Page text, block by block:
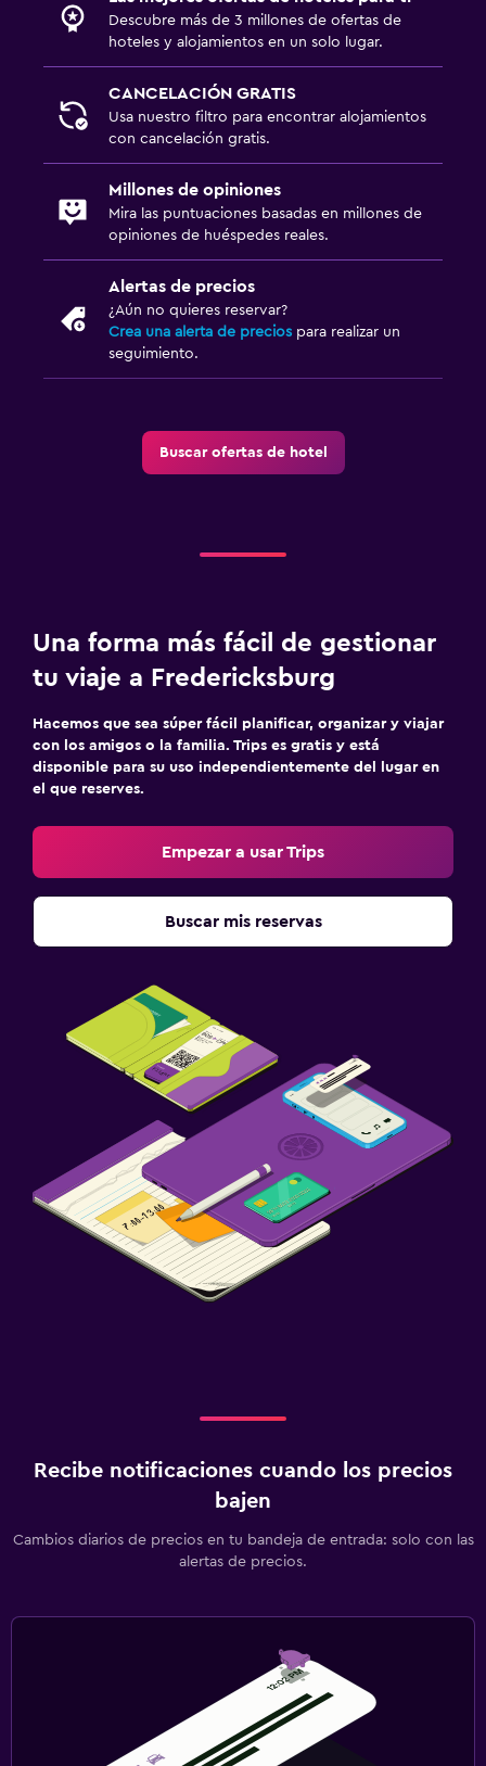
Descubre más de 3 millones de ofertas de
hoteles y alojamientos en un solo lugar.
CANCELACIÓN GRATIS
Usa nuestro filtro para encontrar alojamientos
con cancelación gratis.
Millones de opiniones
Mira las puntuaciones basadas en millones de
opiniones de huéspedes reales.
Alertas de precios
¿Aún no quieres reservar?
Crea una alerta de precios para realizar un
seguimiento.
Buscar ofertas de hotel
Una forma más fácil de gestionar
tu viaje a Fredericksburg
Hacemos que sea súper fácil planificar, organizar y viajar
con los amigos o la familia. Trips es gratis y está
disponible para su uso independientemente del lugar en
el que reserves.
Empezar a usar Trips
Buscar mis reservas
Recibe notificaciones cuando los precios
bajen
Cambios diarios de precios en tu bandeja de entrada: solo con las
alertas de precios.